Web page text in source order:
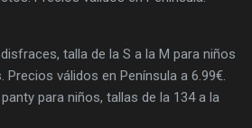
talla de la S a la M para niños
Precios válidos en Península a 6.99€.
para niños, tallas de la 134 a la